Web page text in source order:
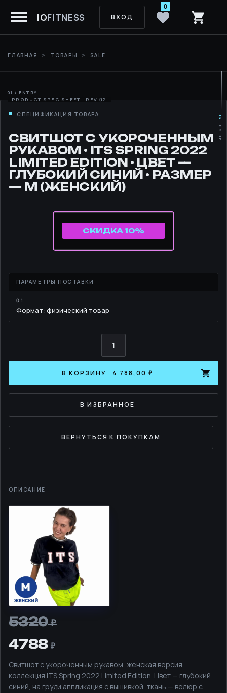
IQFITNESS ВХОД
0
ГЛАВНАЯ ТОВАРЫ SALE
01 / ENTRY
СВИТШОТ С УКОРОЧЕННЫМ
РУКАВОМ • ITS SPRING 2022
LIMITED EDITION • ЦВЕТ —
ГЛУБОКИЙ СИНИЙ • РАЗМЕР
— М (ЖЕНСКИЙ)
СКИДКА 10%
Формат: физический товар
Количество
Свитшот
с
укороченным
рукавом
•
ITS
Spring
2022
Limited
Edition
•
цвет
-
глубокий
В КОРЗИНУ · 4 788,00 ₽
В ИЗБРАННОЕ
ВЕРНУТЬСЯ К ПОКУПКАМ
5320
4788
Свитшот с укороченным рукавом, женская версия,
коллекция ITS Spring 2022 Limited Edition. Цвет — глубокий
синий, на груди аппликация с вышивкой, ткань — велюр с
IQ
02—06